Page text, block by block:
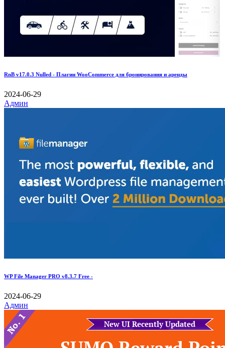
RnB v17.0.3 Nulled - Плагин WooCommerce для бронирования и аренды
2024-06-29
Админ
WP File Manager PRO v8.3.7 Free -
2024-06-29
Админ